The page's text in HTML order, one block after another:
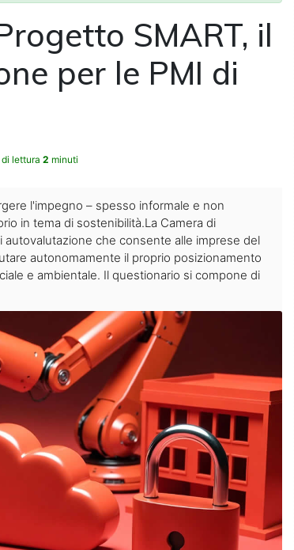
SMART, il
per le PMI di
lettura 2 minuti
l'impegno – spesso informale e non
in tema di sostenibilità.La Camera di
che consente alle imprese del
autonomamente il proprio posizionamento
e ambientale. Il questionario si compone di